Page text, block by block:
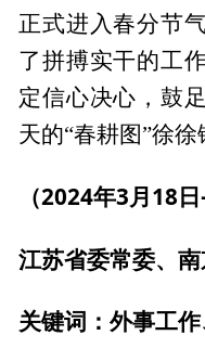
正式进入春分节
了拼搏实干的工
定信心决心，鼓
天的“春耕图”徐徐
（2024年3月18
江苏省委常委、
关键词：外事工